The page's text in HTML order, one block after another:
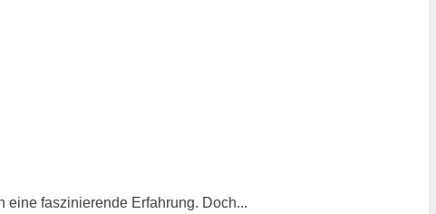
eine faszinierende Erfahrung. Doch...